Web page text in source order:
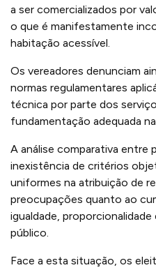
a ser comercializados por
o que é manifestamente
habitação acessível.
Os vereadores denunciam
normas regulamentares
técnica por parte dos
fundamentação adequada
A análise comparativa entre
inexistência de critérios
uniformes na atribuição de
preocupações quanto ao
igualdade,
público.
Face a esta situação, os